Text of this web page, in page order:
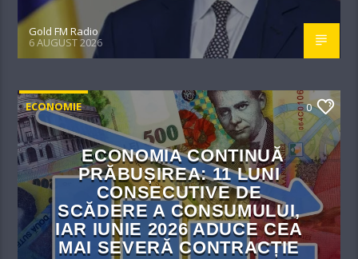
Gold FM Radio
6 AUGUST 2026
ECONOMIE 0
ECONOMIA CONTINUĂ
PRĂBUȘIREA: 11 LUNI
CONSECUTIVE DE
SCĂDERE A CONSUMULUI,
IAR IUNIE 2026 ADUCE CEA
MAI SEVERĂ CONTRACȚIE